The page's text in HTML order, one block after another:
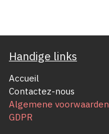
Handige links
Accueil
Contactez-nous
Algemene voorwaarden
GDPR